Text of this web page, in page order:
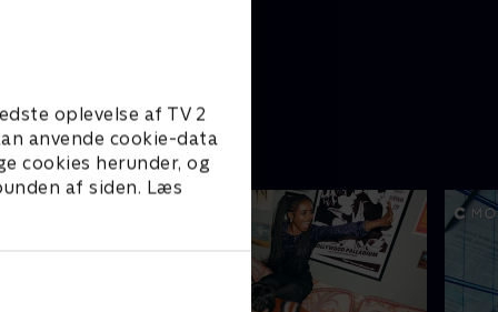
oplevelse af TV 2
anvende cookie-data
cookies herunder, og
af siden. Læs